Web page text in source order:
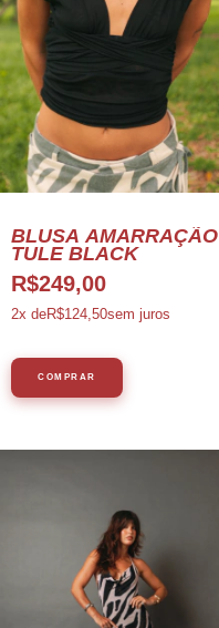
BLUSA AMARRAÇÃO
TULE BLACK
R$249,00
2x deR$124,50sem juros
COMPRAR